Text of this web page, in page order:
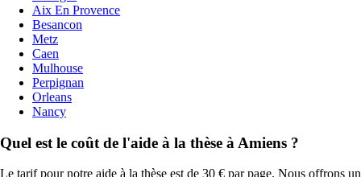
Aix En Provence
Besancon
Metz
Caen
Mulhouse
Perpignan
Orleans
Nancy
Quel est le coût de l'aide à la thèse à Amiens ?
Le tarif pour notre aide à la thèse est de 30 € par page. Nous offrons un